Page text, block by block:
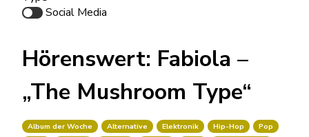
Social Media
Hörenswert: Fabiola –
„The Mushroom Type“
Album der Woche Alternative Elektronik Hip-Hop
Pop